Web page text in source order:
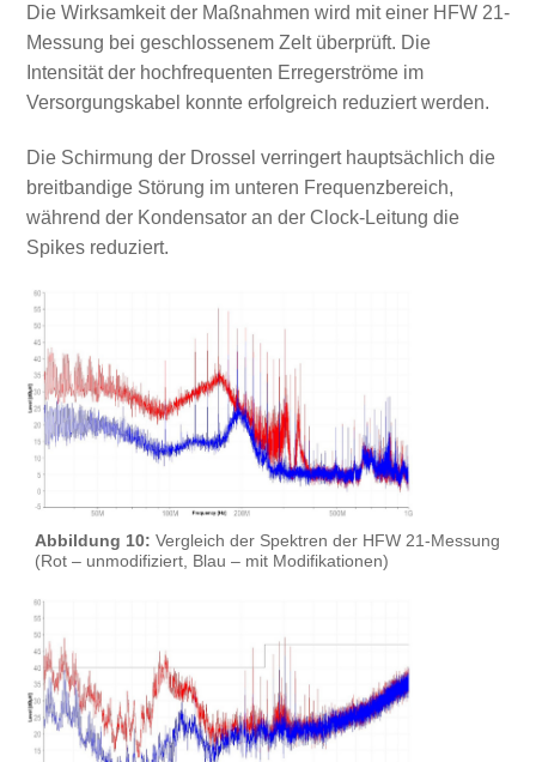
Die Wirksamkeit der Maßnahmen wird mit einer HFW 21-
Messung bei geschlossenem Zelt überprüft. Die
Intensität der hochfrequenten Erregerströme im
Versorgungskabel konnte erfolgreich reduziert werden.
Die Schirmung der Drossel verringert hauptsächlich die
breitbandige Störung im unteren Frequenzbereich,
während der Kondensator an der Clock-Leitung die
Spikes reduziert.
Abbildung 10: Vergleich der Spektren der HFW 21-Messung
(Rot – unmodifiziert, Blau – mit Modifikationen)